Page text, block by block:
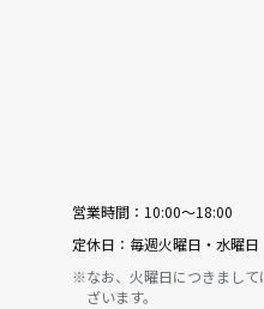
営業時間： 10:00〜18:00
定休日： 毎週火曜日・水曜日
※なお、火曜日につきまして
ざいます。